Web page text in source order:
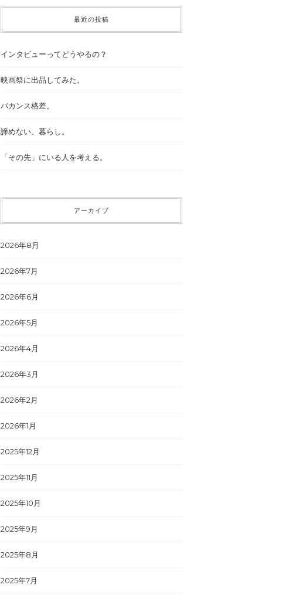
最近の投稿
インタビューってどうやるの？
映画祭に出品してみた。
バカンス格差。
諦めない、暮らし。
「その先」にいる人を考える。
アーカイブ
2026年8月
2026年7月
2026年6月
2026年5月
2026年4月
2026年3月
2026年2月
2026年1月
2025年12月
2025年11月
2025年10月
2025年9月
2025年8月
2025年7月